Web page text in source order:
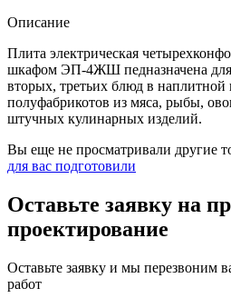
Описание
Плита электрическая
шкафом ЭП-4ЖШ педназначена для
вторых, третьих блюд в наплитной
полуфабрикотов из мяса, рыбы,
штучных кулинарных изделий.
Вы еще не просматривали другие
для вас подготовили
Оставьте заявку на
проектирование
Оставьте заявку и мы перезвоним
работ